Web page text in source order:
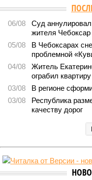
06/08
Суд
жителя Чебоксар
05/08
В Чебоксарах
проблемной
04/08
Житель
ограбил
03/08
В регионе
03/08
Республика
качеству дорог